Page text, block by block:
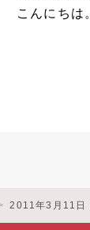
こんにちは
2011年3月11日